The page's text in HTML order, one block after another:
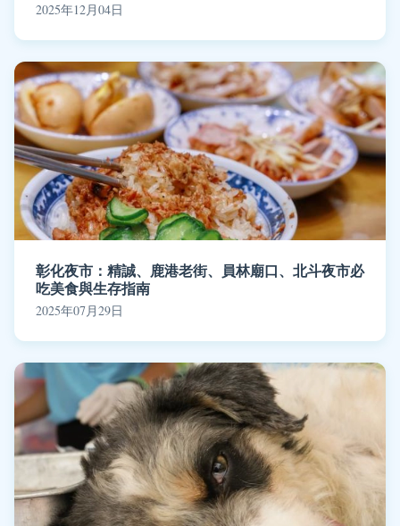
2025年12月04日
彰化夜市：精誠、鹿港老街、員林廟口、北斗夜市必
吃美食與生存指南
2025年07月29日